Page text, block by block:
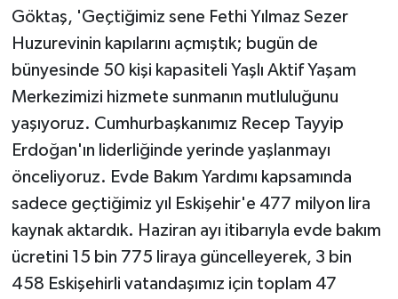
Göktaş, 'Geçtiğimiz sene Fethi Yılmaz Sezer
Huzurevinin kapılarını açmıştık; bugün de
bünyesinde 50 kişi kapasiteli Yaşlı Aktif Yaşam
Merkezimizi hizmete sunmanın mutluluğunu
yaşıyoruz. Cumhurbaşkanımız Recep Tayyip
Erdoğan'ın liderliğinde yerinde yaşlanmayı
önceliyoruz. Evde Bakım Yardımı kapsamında
sadece geçtiğimiz yıl Eskişehir'e 477 milyon lira
kaynak aktardık. Haziran ayı itibarıyla evde bakım
ücretini 15 bin 775 liraya güncelleyerek, 3 bin
458 Eskişehirli vatandaşımız için toplam 47